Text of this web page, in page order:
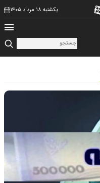
یکشنبه ۱۸ مرداد ۱۴۰۵